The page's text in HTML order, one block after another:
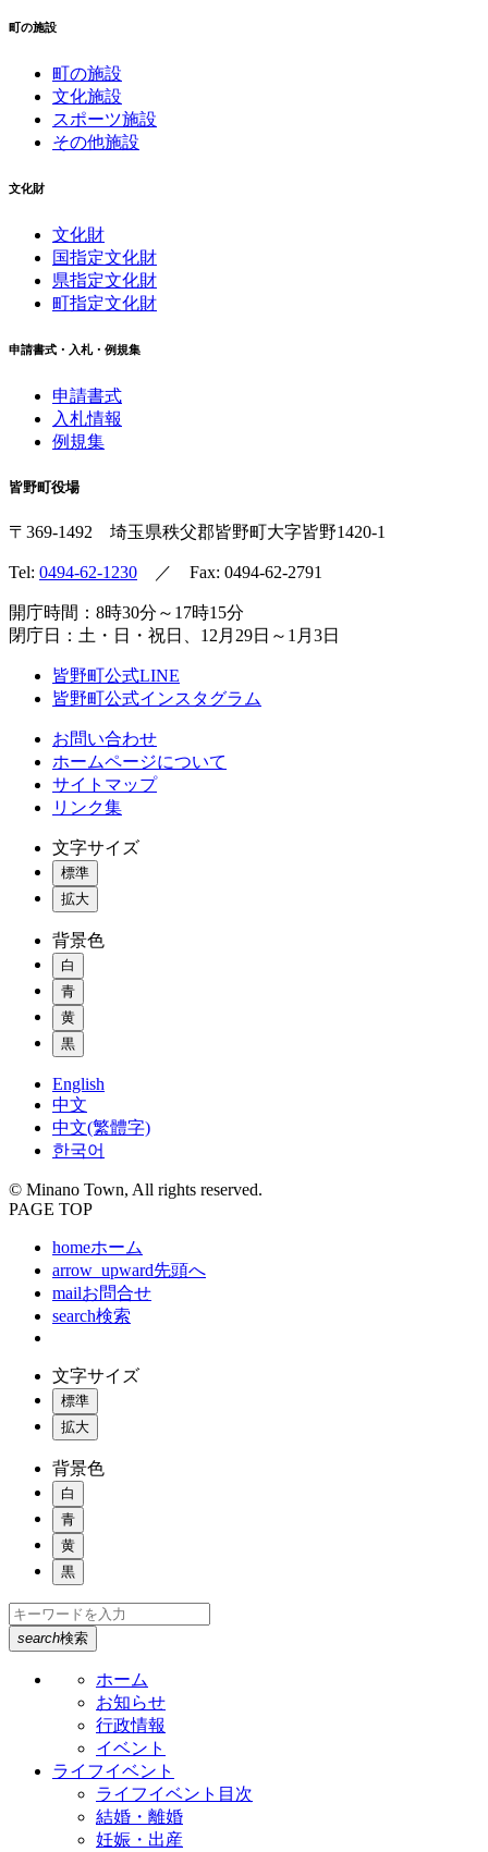
町の施設
町の施設
文化施設
スポーツ施設
その他施設
文化財
文化財
国指定文化財
県指定文化財
町指定文化財
申請書式・入札・例規集
申請書式
入札情報
例規集
皆野町役場
〒369-1492 埼玉県秩父郡皆野町 大字皆野1420-1
Tel: 0494-62-1230 ／ Fax: 0494-62-2791
開庁時間：8時30分～17時15分
閉庁日：土・日・祝日、12月29日～1月3日
皆野町公式LINE
皆野町公式インスタグラム
お問い合わせ
ホームページについて
サイトマップ
リンク集
文字サイズ
標準
拡大
背景色
白
青
黄
黒
English
中文
中文(繁體字)
한국어
© Minano Town, All rights reserved.
PAGE TOP
homeホーム
arrow_upward先頭へ
mailお問合せ
search検索
文字サイズ
標準
拡大
背景色
白
青
黄
黒
search検索
ホーム
お知らせ
行政情報
イベント
ライフイベント
ライフイベント目次
結婚・離婚
妊娠・出産